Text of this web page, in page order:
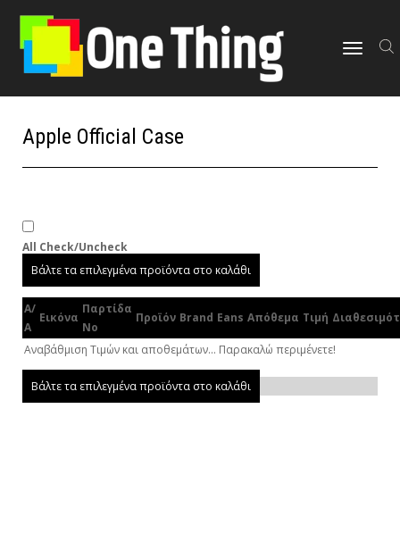
Εναλλαγή
Apple Official Case
All Check/Uncheck
Βάλτε τα επιλεγμένα προϊόντα στο καλάθι
Α/
Α
Εικόνα
Παρτίδα
Νο
Προϊόν Brand Eans Απόθεμα Τιμή
Αναβάθμιση Τιμών και αποθεμάτων... Παρακαλώ περιμένετε!
Βάλτε τα επιλεγμένα προϊόντα στο καλάθι